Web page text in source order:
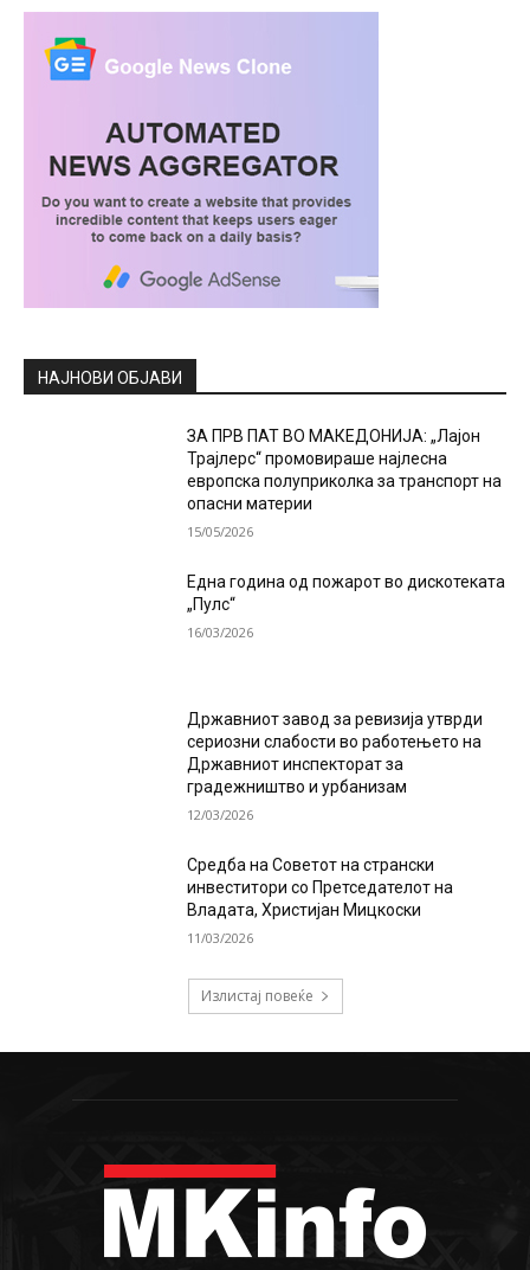
НАЈНОВИ ОБЈАВИ
ЗА ПРВ ПАТ ВО МАКЕДОНИЈА: „Лајон
Трајлерс“ промовираше најлесна
европска полуприколка за транспорт на
опасни материи
15/05/2026
Една година од пожарот во дискотеката
„Пулс“
16/03/2026
Државниот завод за ревизија утврди
сериозни слабости во работењето на
Државниот инспекторат за
градежништво и урбанизам
12/03/2026
Средба на Советот на странски
инвеститори со Претседателот на
Владата, Христијан Мицкоски
11/03/2026
Излистај повеќе